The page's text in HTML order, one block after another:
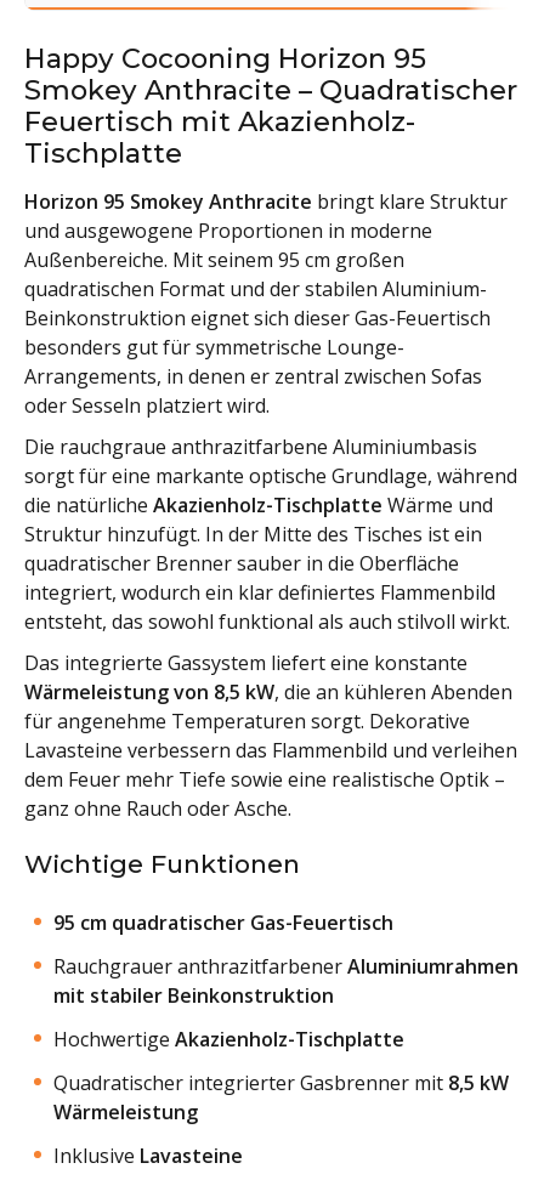
Happy Cocooning Horizon 95
Smokey Anthracite – Quadratischer
Feuertisch mit Akazienholz-
Tischplatte
Horizon 95 Smokey Anthracite bringt klare Struktur
und ausgewogene Proportionen in moderne
Außenbereiche. Mit seinem 95 cm großen
quadratischen Format und der stabilen Aluminium-
Beinkonstruktion eignet sich dieser Gas-Feuertisch
besonders gut für symmetrische Lounge-
Arrangements, in denen er zentral zwischen Sofas
oder Sesseln platziert wird.
Die rauchgraue anthrazitfarbene Aluminiumbasis
sorgt für eine markante optische Grundlage, während
die natürliche Akazienholz-Tischplatte Wärme und
Struktur hinzufügt. In der Mitte des Tisches ist ein
quadratischer Brenner sauber in die Oberfläche
integriert, wodurch ein klar definiertes Flammenbild
entsteht, das sowohl funktional als auch stilvoll wirkt.
Das integrierte Gassystem liefert eine konstante
Wärmeleistung von 8,5 kW, die an kühleren Abenden
für angenehme Temperaturen sorgt. Dekorative
Lavasteine verbessern das Flammenbild und verleihen
dem Feuer mehr Tiefe sowie eine realistische Optik –
ganz ohne Rauch oder Asche.
Wichtige Funktionen
95 cm quadratischer Gas-Feuertisch
Rauchgrauer anthrazitfarbenerAluminiumrahmen
mit stabiler Beinkonstruktion
Hochwertige Akazienholz-Tischplatte
Quadratischer integrierter Gasbrenner mit 8,5 kW
Wärmeleistung
Inklusive Lavasteine